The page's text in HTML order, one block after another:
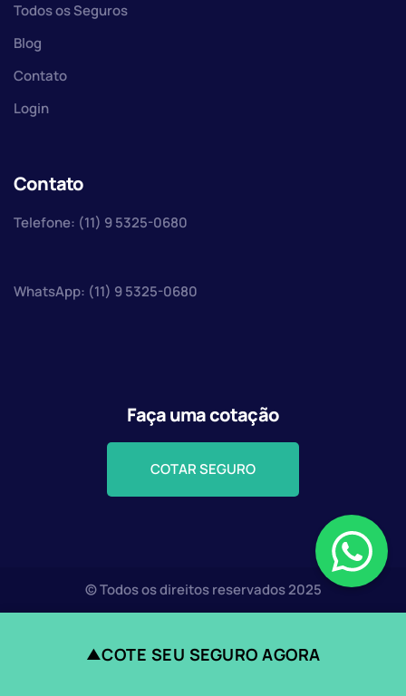
Todos os Seguros
Blog
Contato
Login
Contato
Telefone: (11) 9 5325-0680
WhatsApp: (11) 9 5325-0680
Faça uma cotação
COTAR SEGURO
© Todos os direitos reservados 2025
▲COTE SEU SEGURO AGORA